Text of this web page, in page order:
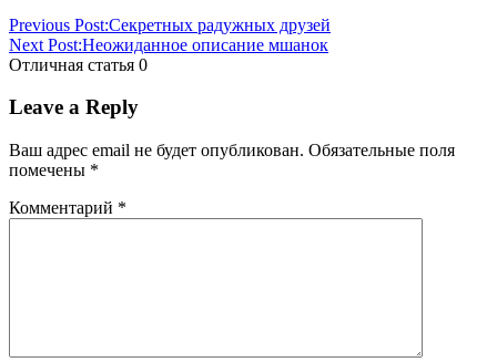
Previous Post:Секретных радужных друзей
Next Post:Неожиданное описание мшанок
Отличная статья 0
Leave a Reply
Ваш адрес email не будет опубликован. Обязательные поля
помечены *
Комментарий *